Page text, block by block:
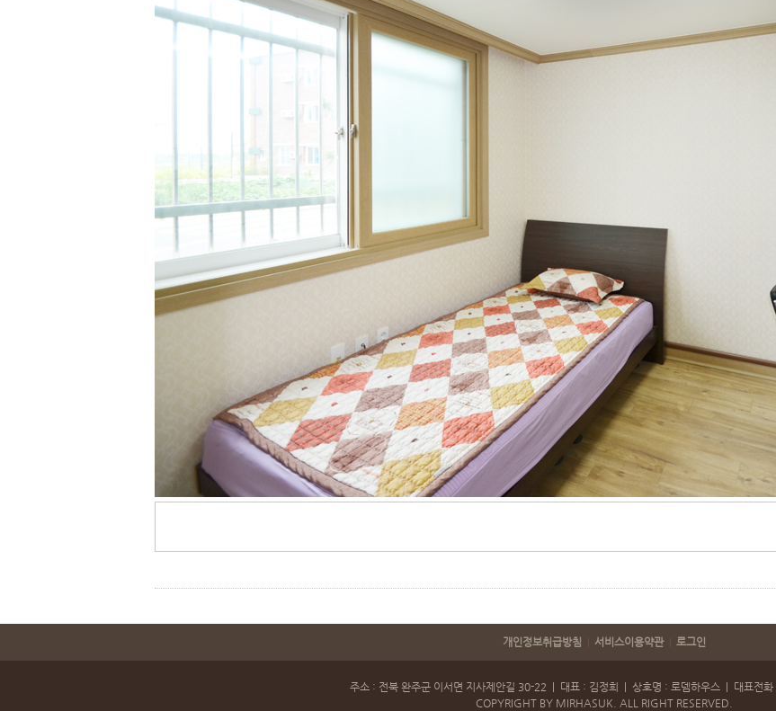
개인정보취급방침 서비스이용약관 로그인
주소 : 전북 완주군 이서면 지사제안길 30-22 | 대표 : 김정희 | 상호명 : 로뎀하우스 | 대표전
COPYRIGHT BY MIRHASUK. ALL RIGHT RESERVED.